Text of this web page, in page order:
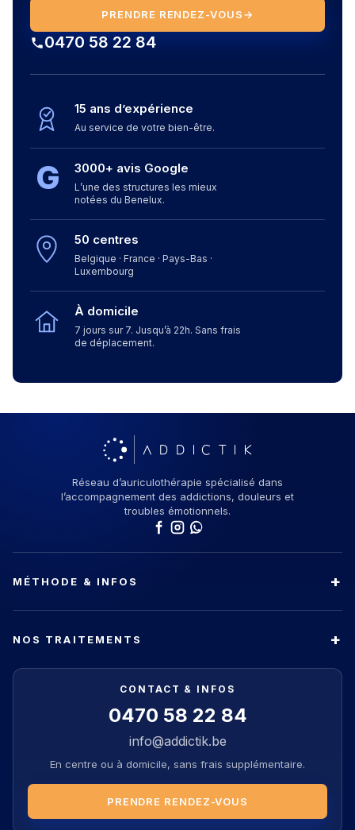
PRENDRE RENDEZ-VOUS→
0470 58 22 84
15 ans d’expérience
Au service de votre bien-être.
G 3000+ avis Google
L’une des structures les mieux
notées du Benelux.
50 centres
Belgique · France · Pays-Bas ·
Luxembourg
À domicile
7 jours sur 7. Jusqu’à 22h. Sans frais
de déplacement.
Réseau d’auriculothérapie spécialisé dans
l’accompagnement des addictions, douleurs et
troubles émotionnels.
MÉTHODE & INFOS
NOS TRAITEMENTS
CONTACT & INFOS
0470 58 22 84
info@addictik.be
En centre ou à domicile, sans frais supplémentaire.
PRENDRE RENDEZ-VOUS